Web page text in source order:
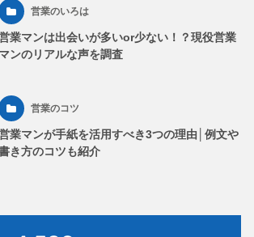
営業のいろは
業マンは出会いが多いor少ない！？現役営業
マンのリアルな声を調査
営業のコツ
業マンが手紙を活用すべき3つの理由│例文や
き方のコツも紹介